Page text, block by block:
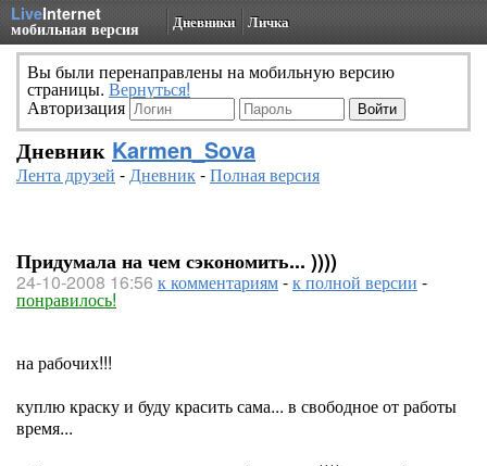
LiveInternet
мобильная версия Дневники Личка
Вы были перенаправлены на мобильную версию
страницы. Вернуться!
Авторизация
Дневник Karmen_Sova
Лента друзей -Дневник-Полная версия
Придумала на чем сэкономить... ))))
24-10-2008 16:56 к комментариям-к полной версии -
понравилось!
на рабочих!!!
куплю краску и буду красить сама... в свободное от работы
время...